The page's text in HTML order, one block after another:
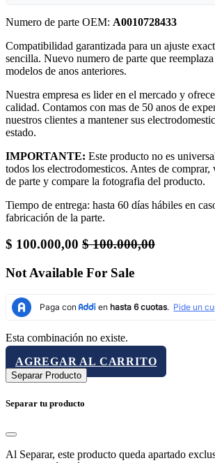
Numero de parte OEM: A0010728433
Compatibilidad garantizada para un ajuste
sencilla. Nuevo numero de parte que
modelos de anos anteriores.
Nuestra empresa es lider en el mercado y
calidad. Contamos con mas de 50 anos de
nuestros clientes a mantener sus
estado.
IMPORTANTE: Este producto no es
todos los electrodomesticos. Antes de
de parte y compare la fotografia del producto.
Tiempo de entrega: hasta 60 días hábiles en
fabricación de la parte.
$ 100.000,00 $100.000,00
Not Available For Sale
Esta combinación no existe.
AGREGAR AL CARRITO
Separar Producto
Separar tu producto
Al Separar, este producto queda apartado